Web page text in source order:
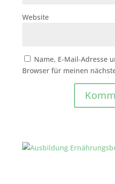
Website
Name, E-Mail-Adresse
Browser für meinen